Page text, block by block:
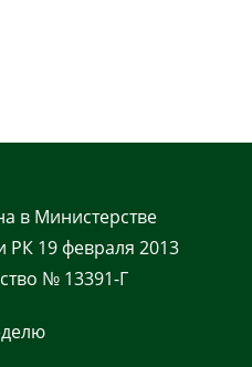
в Министерстве
РК 19 февраля 2013
№ 13391-Г